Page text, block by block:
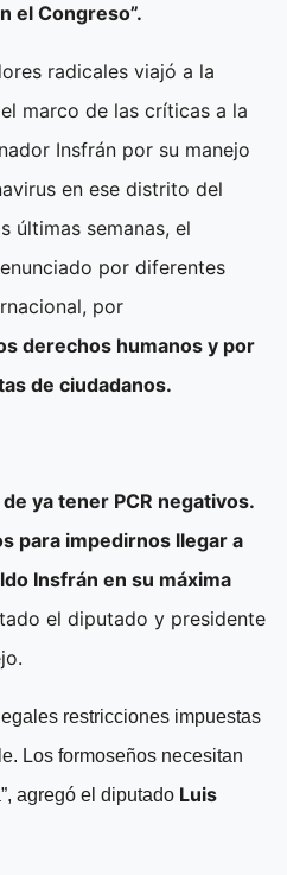
el Congreso”.
radicales viajó a la
marco de las críticas a la
Insfrán por su manejo
en ese distrito del
últimas semanas, el
por diferentes
por
derechos humanos y por
de ciudadanos.
ya tener PCR negativos.
para impedirnos llegar a
Insfrán en su máxima
el diputado y presidente
restricciones impuestas
Los formoseños necesitan
agregó el diputado Luis